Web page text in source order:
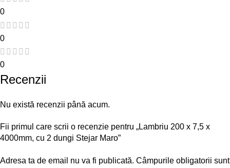
0
0
0
Recenzii
Nu există recenzii până acum.
Fii primul care scrii o recenzie pentru „Lambriu 200 x 7,5 x
4000mm, cu 2 dungi Stejar Maro”
Adresa ta de email nu va fi publicată. Câmpurile obligatorii sunt